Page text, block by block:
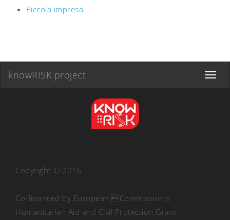
Piccola impresa
knowRISK project
Toggle
Copyright © 2016
Co-financed by European Commission's
Humanitarian Aid and Civil Protection Grant